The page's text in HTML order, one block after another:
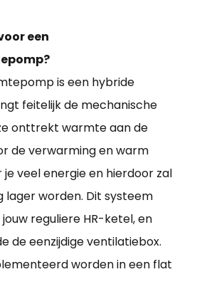
een
is een hybride
feitelijk de mechanische
onttrekt warmte aan de
de verwarming en warm
veel energie en hierdoor zal
lager worden. Dit systeem
reguliere HR-ketel, en
de eenzijdige ventilatiebox.
worden in een flat